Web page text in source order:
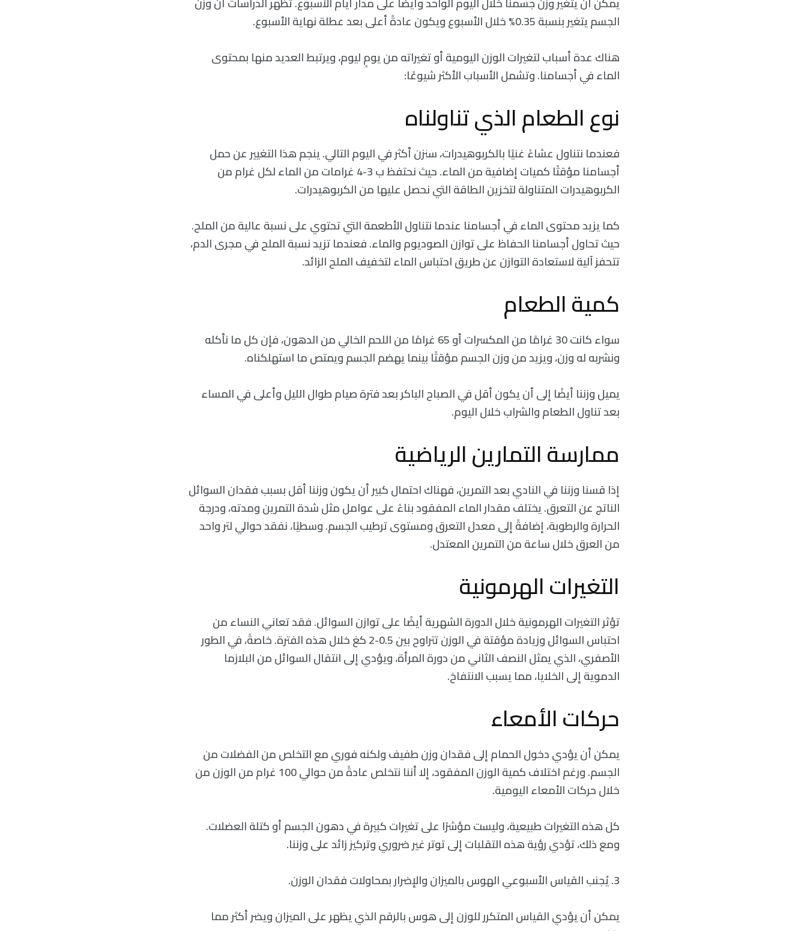
الجسم يتغير بنسبة 0.35% خلال الأسبوع ويكون عادةً أعلى بعد عطلة نهاية الأسبوع.
هناك عدة أسباب لتغيرات الوزن اليومية أو تغيراته من يومٍ ليوم، ويرتبط العديد منها بمحتوى
الماء في أجسامنا. وتشمل الأسباب الأكثر شيوعًا:
نوع الطعام الذي تناولناه
فعندما نتناول عشاءً غنيًا بالكربوهيدرات، سنزن أكثر في اليوم التالي. ينجم هذا التغيير عن حمل
أجسامنا مؤقتًا كميات إضافية من الماء. حيث نحتفظ ب 3-4 غرامات من الماء لكل غرام من
الكربوهيدرات المتناولة لتخزين الطاقة التي نحصل عليها من الكربوهيدرات.
كما يزيد محتوى الماء في أجسامنا عندما نتناول الأطعمة التي تحتوي على نسبة عالية من الملح.
حيث تحاول أجسامنا الحفاظ على توازن الصوديوم والماء. فعندما تزيد نسبة الملح في مجرى الدم،
تتحفز آلية لاستعادة التوازن عن طريق احتباس الماء لتخفيف الملح الزائد.
كمية الطعام
سواء كانت 30 غرامًا من المكسرات أو 65 غرامًا من اللحم الخالي من الدهون، فإن كل ما نأكله
ونشربه له وزن، ويزيد من وزن الجسم مؤقتًا بينما يهضم الجسم ويمتص ما استهلكناه.
يميل وزننا أيضًا إلى أن يكون أقل في الصباح الباكر بعد فترة صيام طوال الليل وأعلى في المساء
بعد تناول الطعام والشراب خلال اليوم.
ممارسة التمارين الرياضية
إذا قسنا وزننا في النادي بعد التمرين، فهناك احتمال كبير أن يكون وزننا أقل بسبب فقدان السوائل
الناتج عن التعرق. يختلف مقدار الماء المفقود بناءً على عوامل مثل شدة التمرين ومدته، ودرجة
الحرارة والرطوبة، إضافةً إلى معدل التعرق ومستوى ترطيب الجسم. وسطيًا، نفقد حوالي لتر واحد
من العرق خلال ساعة من التمرين المعتدل.
التغيرات الهرمونية
تؤثر التغيرات الهرمونية خلال الدورة الشهرية أيضًا على توازن السوائل. فقد تعاني النساء من
احتباس السوائل وزيادة مؤقتة في الوزن تتراوح بين 0.5-2 كغ خلال هذه الفترة. خاصةً، في الطور
الأصفري، الذي يمثل النصف الثاني من دورة المرأة، ويؤدي إلى انتقال السوائل من البلازما
الدموية إلى الخلايا، مما يسبب الانتفاخ.
حركات الأمعاء
يمكن أن يؤدي دخول الحمام إلى فقدان وزن طفيف ولكنه فوري مع التخلص من الفضلات من
الجسم. ورغم اختلاف كمية الوزن المفقود، إلا أننا نتخلص عادةً من حوالي 100 غرام من الوزن من
خلال حركات الأمعاء اليومية.
كل هذه التغيرات طبيعية، وليست مؤشرًا على تغيرات كبيرة في دهون الجسم أو كتلة العضلات.
ومع ذلك، تؤدي رؤية هذه التقلبات إلى توتر غير ضروري وتركيز زائد على وزننا.
3. يُجنب القياس الأسبوعي الهوس بالميزان والإضرار بمحاولات فقدان الوزن.
يمكن أن يؤدي القياس المتكرر للوزن إلى هوس بالرقم الذي يظهر على الميزان ويضر أكثر مما